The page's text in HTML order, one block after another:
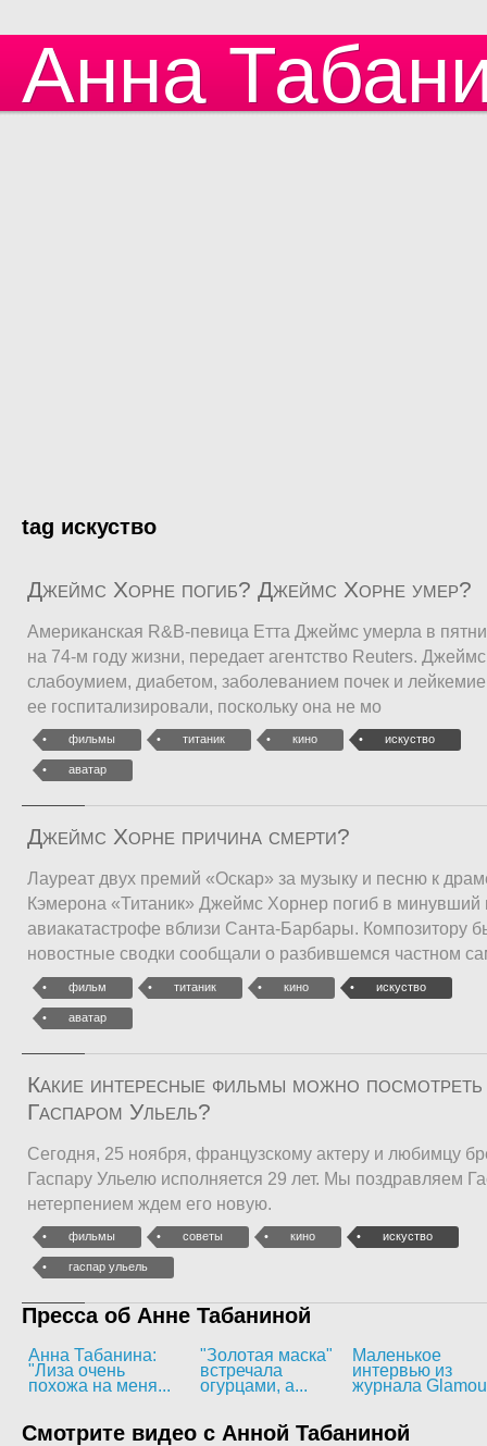
Анна
tag искуство
Джеймс Хорне погиб? Джеймс Хорне умер?
Американская R&В-певица Етта Джеймс умерла в
на 74-м году жизни, передает агентство Reuters.
слабоумием, диабетом, заболеванием почек и
ее госпитализировали, поскольку она не мо
фильмы титаник кино искуство
аватар
Джеймс Хорне причина смерти?
Лауреат двух премий «Оскар» за музыку и песню к
Кэмерона «Титаник» Джеймс Хорнер погиб в минувший
авиакатастрофе вблизи Санта-Барбары. Композитору
новостные сводки сообщали о разбившемся частном
фильм титаник кино искуство
аватар
Какие интересные фильмы можно посмотреть
Гаспаром Ульель?
Сегодня, 25 ноября, французскому актеру и любимцу
Гаспару Ульелю исполняется 29 лет. Мы поздравляем
нетерпением ждем его новую.
фильмы советы кино искуство
гаспар ульель
Пресса об Анне Табаниной
Анна Табанина:
"Лиза очень
похожа на меня...
"Золотая маска"
встречала
огурцами, а...
Маленькое
интервью из
журнала
Смотрите видео с Анной Табаниной